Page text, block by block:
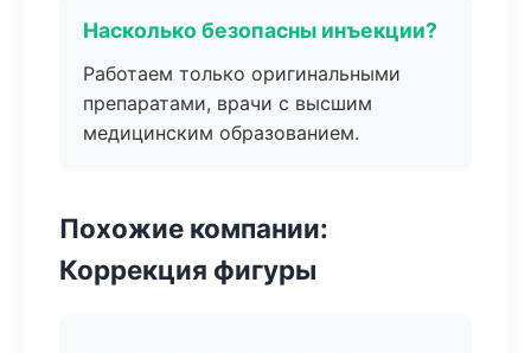
Насколько безопасны инъекции?
Работаем только оригинальными
препаратами, врачи с высшим
медицинским образованием.
Похожие компании:
Коррекция фигуры